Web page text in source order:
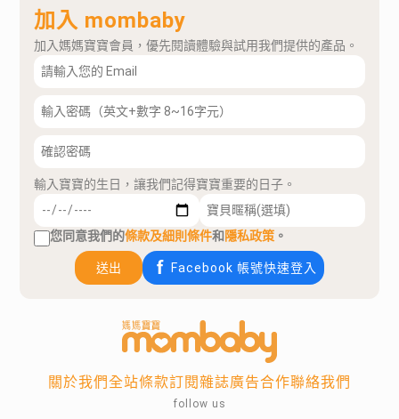
加入 mombaby
加入媽媽寶寶會員，優先閱讀體驗與試用我們提供的產品。
輸入寶寶的生日，讓我們記得寶寶重要的日子。
您同意我們的條款及細則條件和隱私政策 。
送出 Facebook 帳號快速登入
關於我們全站條款訂閱雜誌廣告合作聯絡我們
follow us